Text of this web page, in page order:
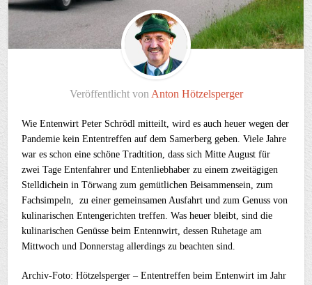
Veröffentlicht von Anton Hötzelsperger
Wie Entenwirt Peter Schrödl mitteilt, wird es auch heuer wegen der
Pandemie kein Ententreffen auf dem Samerberg geben. Viele Jahre
war es schon eine schöne Tradtition, dass sich Mitte August für
zwei Tage Entenfahrer und Entenliebhaber zu einem zweitägigen
Stelldichein in Törwang zum gemütlichen Beisammensein, zum
Fachsimpeln, zu einer gemeinsamen Ausfahrt und zum Genuss von
kulinarischen Entengerichten treffen. Was heuer bleibt, sind die
kulinarischen Genüsse beim Entennwirt, dessen Ruhetage am
Mittwoch und Donnerstag allerdings zu beachten sind.
Archiv-Foto: Hötzelsperger – Ententreffen beim Entenwirt im Jahr